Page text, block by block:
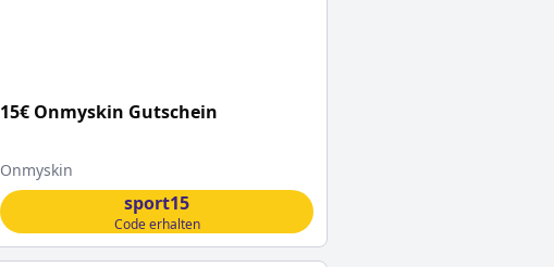
15€ Onmyskin Gutschein
Onmyskin
sport15
Code erhalten